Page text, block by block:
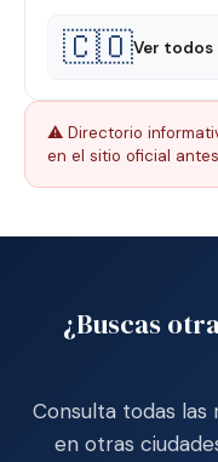
🇨🇴Ver todos
⚠️ Directorio
en el sitio oficial
¿Buscas
Consulta todas
en otras